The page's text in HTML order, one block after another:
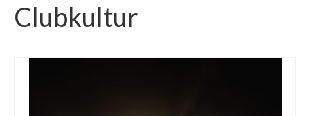
Clubkultur